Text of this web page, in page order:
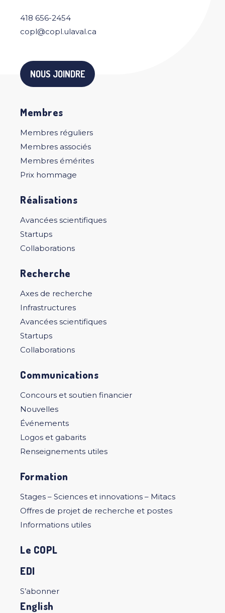
418 656-2454
copl@copl.ulaval.ca
NOUS JOINDRE
Membres
Membres réguliers
Membres associés
Membres émérites
Prix hommage
Réalisations
Avancées scientifiques
Startups
Collaborations
Recherche
Axes de recherche
Infrastructures
Avancées scientifiques
Startups
Collaborations
Communications
Concours et soutien financier
Nouvelles
Événements
Logos et gabarits
Renseignements utiles
Formation
Stages – Sciences et innovations – Mitacs
Offres de projet de recherche et postes
Informations utiles
Le COPL
EDI
S’abonner
English